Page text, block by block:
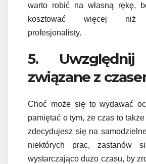
warto robić na własną rękę,
kosztować więcej niż
profesjonalisty.
5. Uwzględnij
związane z
Choć może się to wydawać
pamiętać o tym, że czas to
zdecydujesz się na
niektórych prac, zastanów
wystarczająco dużo czasu, by